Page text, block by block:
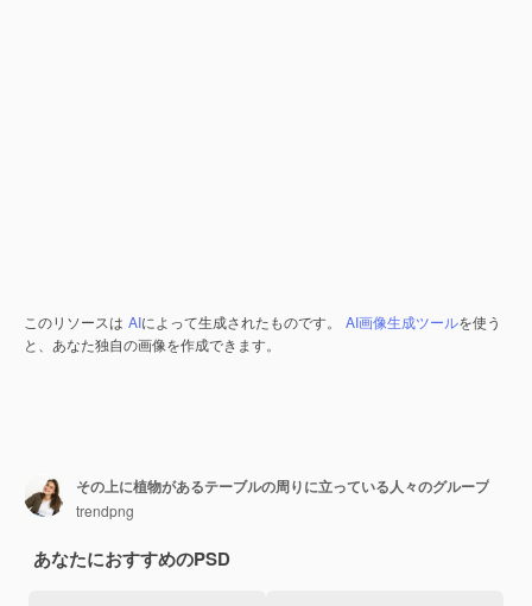
このリソースは AIによって生成されたものです。 AI画像生成ツールを使う
と、あなた独自の画像を作成できます。
その上に植物があるテーブルの周りに立っている人々のグループ
trendpng
あなたにおすすめのPSD